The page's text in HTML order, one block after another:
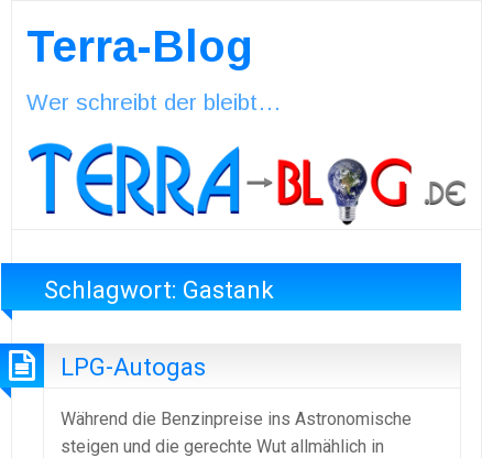
Terra-Blog
Wer schreibt der bleibt…
Schlagwort: Gastank
LPG-Autogas
Während die Benzinpreise ins Astronomische
steigen und die gerechte Wut allmählich in